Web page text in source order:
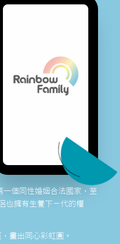
一個同性婚姻合法國家，至
也擁有生養下ㄧ代的權
畫出同心彩虹圓。